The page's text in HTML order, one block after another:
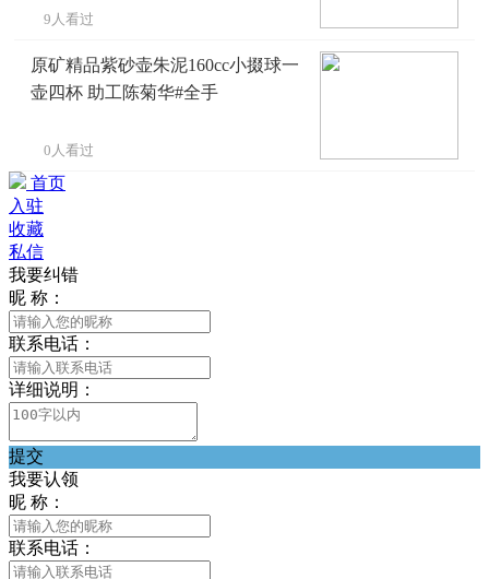
9人看过
原矿精品紫砂壶朱泥160cc小掇球一
壶四杯 助工陈菊华#全手
0人看过
首页
入驻
收藏
私信
我要纠错
昵 称：
联系电话：
详细说明：
提交
我要认领
昵 称：
联系电话：